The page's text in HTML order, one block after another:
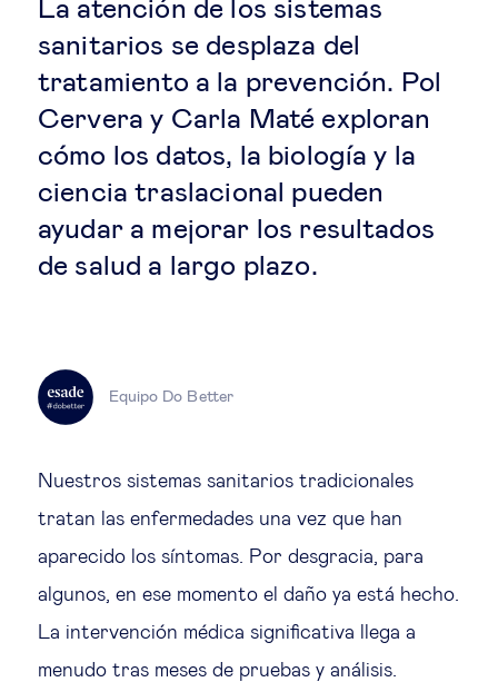
Mujeres & negocios
Innovación y tecnología
Cambio tecnológico &
transformación digital
Educación del futuro
Tecnología jurídica
Social
Cohesión social & integración
La atención de los sistemas
sanitarios se desplaza del
tratamiento a la prevención. Pol
Cervera y Carla Maté exploran
cómo los datos, la biología y la
ciencia traslacional pueden
ayudar a mejorar los resultados
de salud a largo plazo.
Equipo Do Better
Nuestros sistemas sanitarios tradicionales
tratan las enfermedades una vez que han
aparecido los síntomas. Por desgracia, para
algunos, en ese momento el daño ya está hecho.
La intervención médica significativa llega a
menudo tras meses de pruebas y análisis.